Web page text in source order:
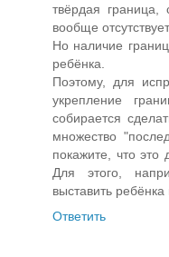
твёрдая граница,
вообще
Но наличие
ребёнка.
Поэтому, для
укрепление
собирается
множество
покажите, что это
Для этого,
выставить ребёнка
Ответить